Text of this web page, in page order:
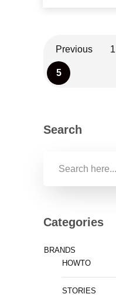
Previous 1
5
Search
Categories
BRANDS
HOWTO
STORIES